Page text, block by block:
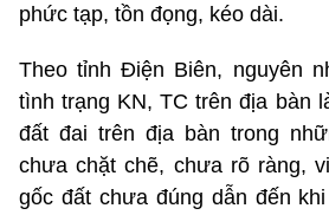
phức tạp, tồn đọng, kéo dài.
Theo tỉnh Điện Biên, nguyên
tình trạng KN, TC trên địa bàn
đất đai trên địa bàn trong
chưa chặt chẽ, chưa rõ ràng,
gốc đất chưa đúng dẫn đến